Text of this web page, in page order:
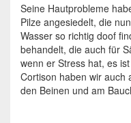
Seine Hautprobleme
Pilze angesiedelt, die
Wasser so richtig doof
behandelt, die auch für
wenn er Stress hat, es
Cortison haben wir auch
den Beinen und am